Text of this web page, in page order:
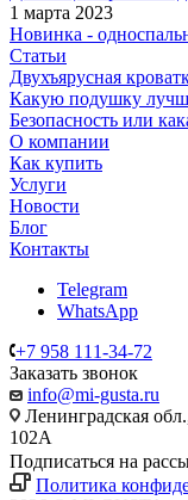
1 марта 2023
Новинка -
Статьи
Двухъярусная
Какую подушку
Безопасность или
О компании
Как купить
Услуги
Новости
Блог
Контакты
Telegram
WhatsApp
+7 958 111-34-72
Заказать звонок
info@mi-gusta.ru
Ленинградская
102А
Подписаться на
Политика